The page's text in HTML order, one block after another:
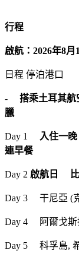
行程
啟航：2026年8月
日程 停泊港口
- 搭乘土耳其航
臘
Day 1
入住一晚
連早餐
Day 2 啟航日
Day 3 干尼亞 (
Day 4 阿爾戈斯
Day 5 科孚島,